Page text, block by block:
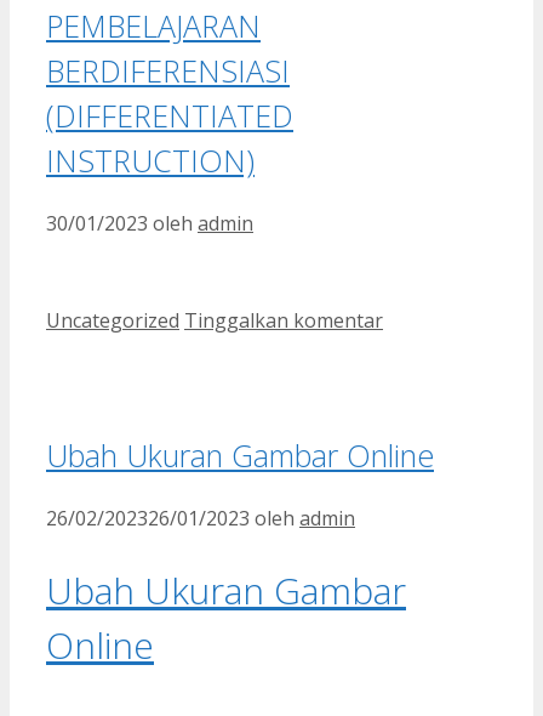
PEMBELAJARAN
BERDIFERENSIASI
(DIFFERENTIATED
INSTRUCTION)
30/01/2023 oleh admin
Kategori
Uncategorized Tinggalkan komentar
Ubah Ukuran Gambar Online
26/02/202326/01/2023 oleh admin
Ubah Ukuran Gambar
Online